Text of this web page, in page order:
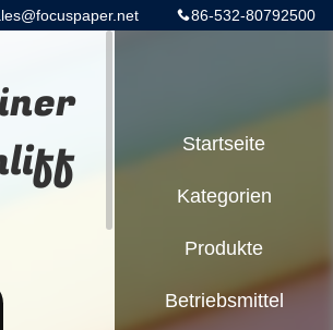
86-532-80792500
Startseite
Kategorien
Produkte
Betriebsmittel